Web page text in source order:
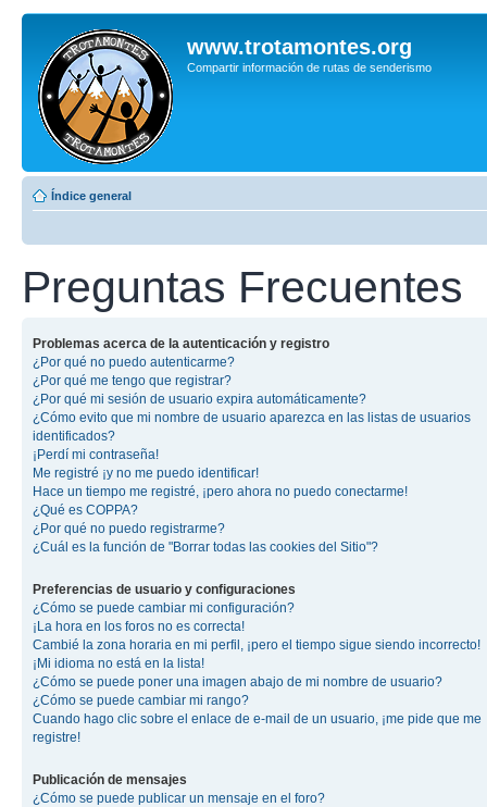
www.trotamontes.org
Compartir información de rutas de senderismo
Índice general
Preguntas Frecuentes
Problemas acerca de la autenticación y registro
¿Por qué no puedo autenticarme?
¿Por qué me tengo que registrar?
¿Por qué mi sesión de usuario expira automáticamente?
¿Cómo evito que mi nombre de usuario aparezca en las listas de usuarios
identificados?
¡Perdí mi contraseña!
Me registré ¡y no me puedo identificar!
Hace un tiempo me registré, ¡pero ahora no puedo conectarme!
¿Qué es COPPA?
¿Por qué no puedo registrarme?
¿Cuál es la función de "Borrar todas las cookies del Sitio"?
Preferencias de usuario y configuraciones
¿Cómo se puede cambiar mi configuración?
¡La hora en los foros no es correcta!
Cambié la zona horaria en mi perfil, ¡pero el tiempo sigue siendo incorrecto!
¡Mi idioma no está en la lista!
¿Cómo se puede poner una imagen abajo de mi nombre de usuario?
¿Cómo se puede cambiar mi rango?
Cuando hago clic sobre el enlace de e-mail de un usuario, ¡me pide que me
registre!
Publicación de mensajes
¿Cómo se puede publicar un mensaje en el foro?